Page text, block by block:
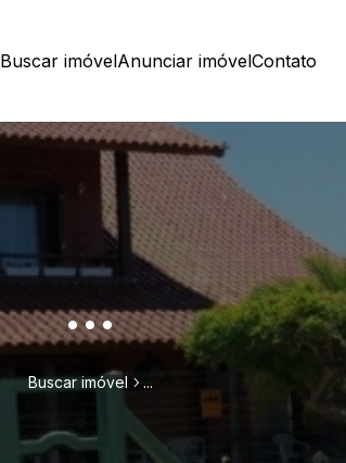
Buscar imóvelAnunciar imóvelContato
...
Buscar imóvel ...